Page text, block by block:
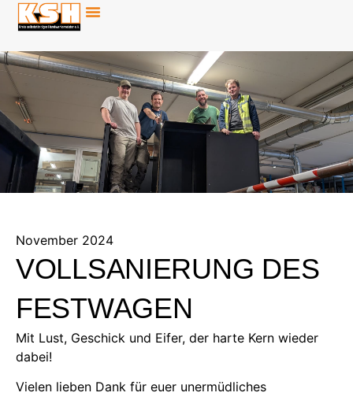
November 2024
VOLLSANIERUNG DES
FESTWAGEN
Mit Lust, Geschick und Eifer, der harte Kern wieder
dabei!
Vielen lieben Dank für euer unermüdliches